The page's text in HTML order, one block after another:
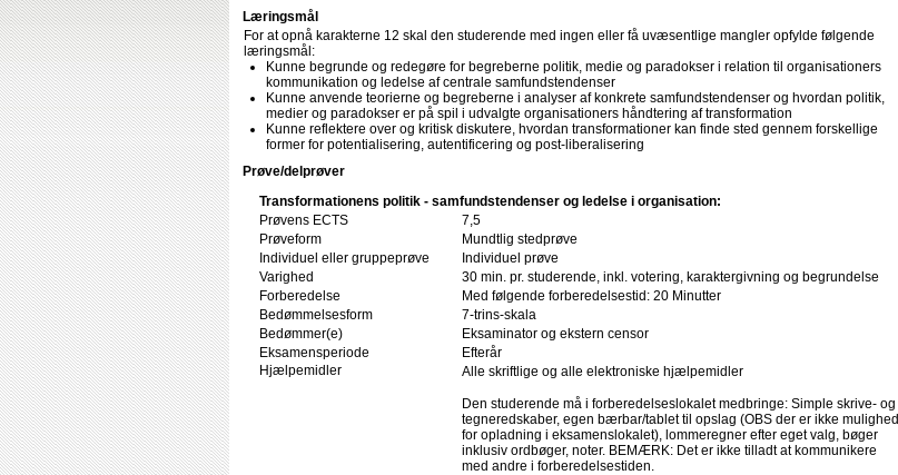
Læringsmål
For at opnå karakterne 12 skal den studerende med ingen eller få uvæsentlige mangler opfylde følgende
læringsmål:
Kunne begrunde og redegøre for begreberne politik, medie og paradokser i relation til organisationers
kommunikation og ledelse af centrale samfundstendenser
Kunne anvende teorierne og begreberne i analyser af konkrete samfundstendenser og hvordan politik,
medier og paradokser er på spil i udvalgte organisationers håndtering af transformation
Kunne reflektere over og kritisk diskutere, hvordan transformationer kan finde sted gennem forskellige
former for potentialisering, autentificering og post-liberalisering
Prøve/delprøver
Transformationens politik - samfundstendenser og ledelse i organisation:
Prøvens ECTS
7,5
Prøveform
Mundtlig stedprøve
Individuel eller gruppeprøve
Individuel prøve
Varighed
30 min. pr. studerende, inkl. votering, karaktergivning og begrundelse
Forberedelse
Med følgende forberedelsestid: 20 Minutter
Bedømmelsesform
7-trins-skala
Bedømmer(e)
Eksaminator og ekstern censor
Eksamensperiode
Efterår
Hjælpemidler
Alle skriftlige og alle elektroniske hjælpemidler
Den studerende må i forberedelseslokalet medbringe: Simple skrive- og
tegneredskaber, egen bærbar/tablet til opslag (OBS der er ikke mulighed
for opladning i eksamenslokalet), lommeregner efter eget valg, bøger
inklusiv ordbøger, noter. BEMÆRK: Det er ikke tilladt at kommunikere
med andre i forberedelsestiden.